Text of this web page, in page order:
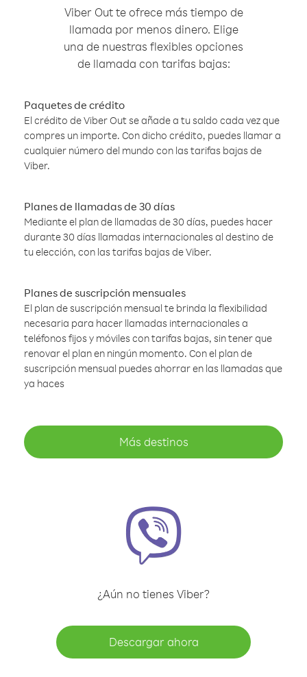
Viber Out te ofrece más tiempo de
llamada por menos dinero. Elige
una de nuestras flexibles opciones
de llamada con tarifas bajas:
Paquetes de crédito
El crédito de Viber Out se añade a tu saldo cada vez que
compres un importe. Con dicho crédito, puedes llamar a
cualquier número del mundo con las tarifas bajas de
Viber.
Planes de llamadas de 30 días
Mediante el plan de llamadas de 30 días, puedes hacer
durante 30 días llamadas internacionales al destino de
tu elección, con las tarifas bajas de Viber.
Planes de suscripción mensuales
El plan de suscripción mensual te brinda la flexibilidad
necesaria para hacer llamadas internacionales a
teléfonos fijos y móviles con tarifas bajas, sin tener que
renovar el plan en ningún momento. Con el plan de
suscripción mensual puedes ahorrar en las llamadas que
ya haces
Más destinos
¿Aún no tienes Viber?
Descargar ahora